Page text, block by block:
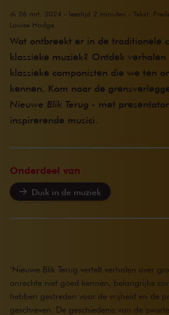
di 26 mrt. 2024 - leestijd 2 minuten - Tekst:
Louise Hodge
Wat ontbreekt er in de traditionele
klassieke muziek? Ontdek
klassieke componisten die we ten
kennen. Kom naar de
Nieuwe Blik Terug - met presentator
inspirerende musici.
Onderdeel van
Duik in de muziek
‘Nieuwe Blik Terug vertelt verhalen over
onrechte niet goed kennen, belangrijke
hebben gestreden voor de vrijheid en de
geschreven. De geschiedenis van de